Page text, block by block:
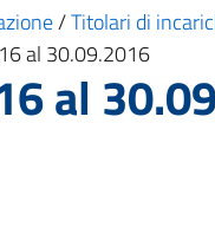
/Titolari di
al 30.09.2016
al